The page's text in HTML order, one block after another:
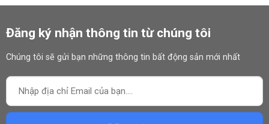
Đăng ký nhận thông tin từ chúng tôi
Chúng tôi sẽ gửi bạn những thông tin bất động sản mới nhất